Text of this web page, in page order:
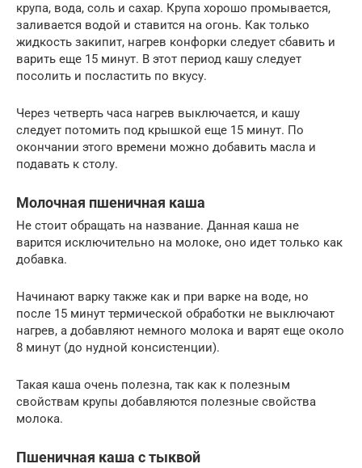
крупа, вода, соль и сахар. Крупа хорошо промывается,
заливается водой и ставится на огонь. Как только
жидкость закипит, нагрев конфорки следует сбавить и
варить еще 15 минут. В этот период кашу следует
посолить и посластить по вкусу.
Через четверть часа нагрев выключается, и кашу
следует потомить под крышкой еще 15 минут. По
окончании этого времени можно добавить масла и
подавать к столу.
Молочная пшеничная каша
Не стоит обращать на название. Данная каша не
варится исключительно на молоке, оно идет только как
добавка.
Начинают варку также как и при варке на воде, но
после 15 минут термической обработки не выключают
нагрев, а добавляют немного молока и варят еще около
8 минут (до нудной консистенции).
Такая каша очень полезна, так как к полезным
свойствам крупы добавляются полезные свойства
молока.
Пшеничная каша с тыквой